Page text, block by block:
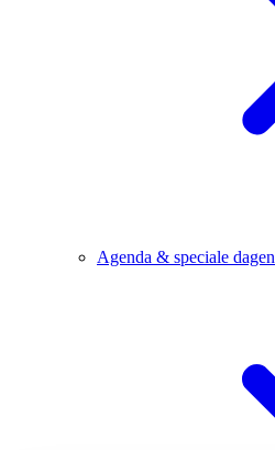
Agenda & speciale dagen